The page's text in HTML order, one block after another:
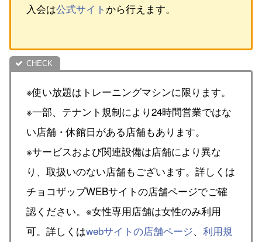
入会は公式サイト から行えます。
※使い放題はトレーニングマシンに限ります。
※一部、テナント規制により24時間営業ではな
い店舗・休館日がある店舗もあります。
※サービスおよび関連設備は店舗により異な
り、取扱いのない店舗もございます。詳しくは
チョコザップWEBサイトの店舗ページでご確
認ください。※女性専用店舗は女性のみ利用
可。詳しくはwebサイトの店舗ページ、 利用規